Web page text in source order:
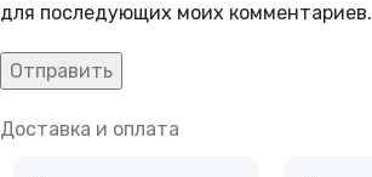
для последующих моих комментариев.
Доставка и оплата